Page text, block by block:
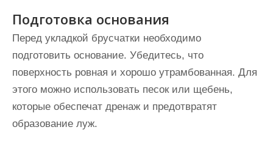
Подготовка основания
Перед укладкой брусчатки необходимо
подготовить основание. Убедитесь, что
поверхность ровная и хорошо утрамбованная. Для
этого можно использовать песок или щебень,
которые обеспечат дренаж и предотвратят
образование луж.